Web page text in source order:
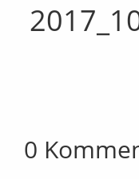
0